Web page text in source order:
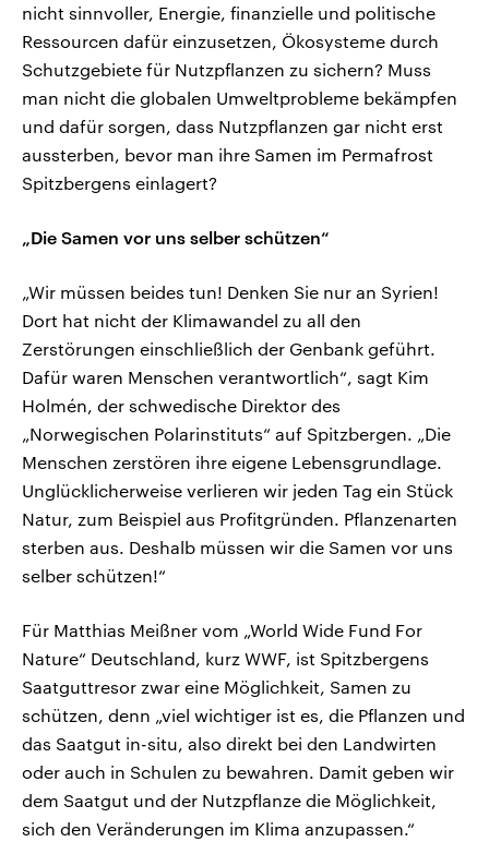
nicht sinnvoller, Energie, finanzielle und politische
Ressourcen dafür einzusetzen, Ökosysteme durch
Schutzgebiete für Nutzpflanzen zu sichern? Muss
man nicht die globalen Umweltprobleme bekämpfen
und dafür sorgen, dass Nutzpflanzen gar nicht erst
aussterben, bevor man ihre Samen im Permafrost
Spitzbergens einlagert?
„Die Samen vor uns selber schützen“
„Wir müssen beides tun! Denken Sie nur an Syrien!
Dort hat nicht der Klimawandel zu all den
Zerstörungen einschließlich der Genbank geführt.
Dafür waren Menschen verantwortlich“, sagt Kim
Holmén, der schwedische Direktor des
„Norwegischen Polarinstituts“ auf Spitzbergen. „Die
Menschen zerstören ihre eigene Lebensgrundlage.
Unglücklicherweise verlieren wir jeden Tag ein Stück
Natur, zum Beispiel aus Profitgründen. Pflanzenarten
sterben aus. Deshalb müssen wir die Samen vor uns
selber schützen!“
Für Matthias Meißner vom „World Wide Fund For
Nature“ Deutschland, kurz WWF, ist Spitzbergens
Saatguttresor zwar eine Möglichkeit, Samen zu
schützen, denn „viel wichtiger ist es, die Pflanzen und
das Saatgut in-situ, also direkt bei den Landwirten
oder auch in Schulen zu bewahren. Damit geben wir
dem Saatgut und der Nutzpflanze die Möglichkeit,
sich den Veränderungen im Klima anzupassen.“